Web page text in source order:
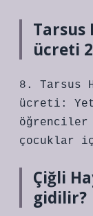
Tarsus
ücreti
8. Tarsus
ücreti:
çocuklar
Çiğli
gidilir?